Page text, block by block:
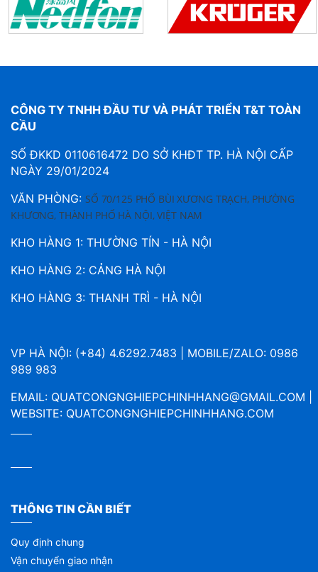
CÔNG TY TNHH ĐẦU TƯ VÀ PHÁT TRIỂN T&T TOÀN
CẦU
SỐ ĐKKD 0110616472 DO SỞ KHĐT TP. HÀ NỘI CẤP
NGÀY 29/01/2024
VĂN PHÒNG: SỐ 70/125 PHỐ BÙI XƯƠNG TRẠCH, PHƯỜNG
KHƯƠNG, THÀNH PHỐ HÀ NỘI, VIỆT NAM
KHO HÀNG 1: THƯỜNG TÍN - HÀ NỘI
KHO HÀNG 2: CẢNG HÀ NỘI
KHO HÀNG 3: THANH TRÌ - HÀ NỘI
VP HÀ NỘI: (+84) 4.6292.7483 | MOBILE/ZALO: 0986
989 983
EMAIL: QUATCONGNGHIEPCHINHHANG@GMAIL.COM
WEBSITE: QUATCONGNGHIEPCHINHHANG.COM
THÔNG TIN CẦN BIẾT
Quy định chung
Vận chuyển giao nhận